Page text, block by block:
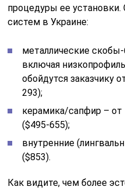
процедуры ее
систем в Украине:
металлические
включая
обойдутся заказчику
293);
керамика/сапфир – от
($495-655);
внутренние
($853).
Как видите, чем более